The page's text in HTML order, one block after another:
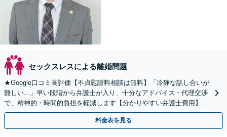
セックスレスによる離婚問題
★Google口コミ高評価【不貞慰謝料相談は無料】「冷静な話し合いが
難しい...」早い段階から弁護士が入り、十分なアドバイス・代理交渉
で、精神的・時間的負担を軽減します【分かりやすい弁護士費用】
【経験と資料に基づく丁寧なご説明】納得を大切に
料金表を見る